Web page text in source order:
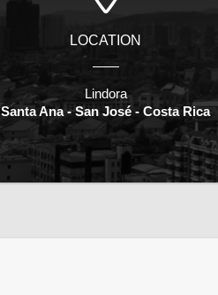
LOCATION
Lindora
Santa Ana - San José - Costa Rica